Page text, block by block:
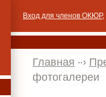
Вход для членов ОКЮР,
Главная
фотогалереи